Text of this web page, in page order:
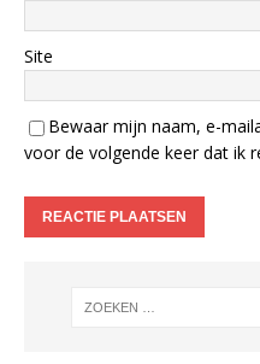
Site
Bewaar mijn naam, e-
voor de volgende keer dat ik